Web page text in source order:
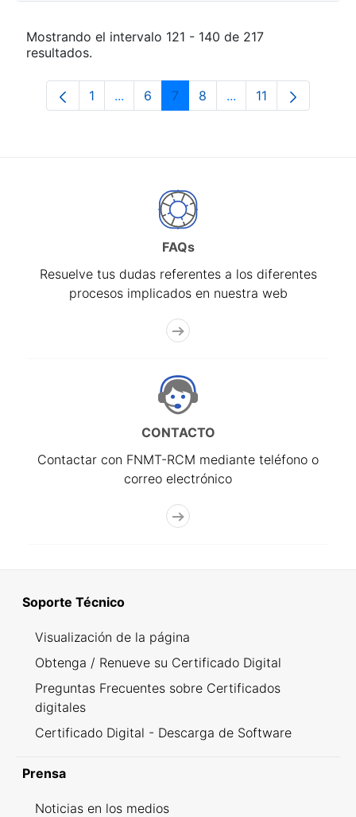
Mostrando el intervalo 121 - 140 de 217
resultados.
Página
1 ...Páginas intermedias Use TAB para
Página
6 Página
7 Página
8 ...Páginas intermedias
Página
11
FAQs
Resuelve tus dudas referentes a los diferentes
procesos implicados en nuestra web
CONTACTO
Contactar con FNMT-RCM mediante teléfono o
correo electrónico
Soporte Técnico
Visualización de la página
Obtenga / Renueve su Certificado Digital
Preguntas Frecuentes sobre Certificados
digitales
Certificado Digital - Descarga de Software
Prensa
Noticias en los medios